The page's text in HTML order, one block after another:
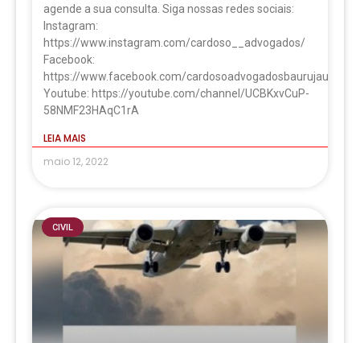
agende a sua consulta. Siga nossas redes sociais:
Instagram:
https://www.instagram.com/cardoso__advogados/
Facebook:
https://www.facebook.com/cardosoadvogadosbaurujau
Youtube: https://youtube.com/channel/UCBKxvCuP-
58NMF23HAqC1rA
LEIA MAIS
maio 12, 2022
CIVIL